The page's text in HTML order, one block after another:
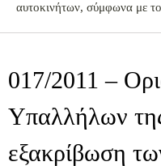
αυτοκινήτων, σύμφωνα με
017/2011 –
Υπαλλήλων
εξακρίβωση